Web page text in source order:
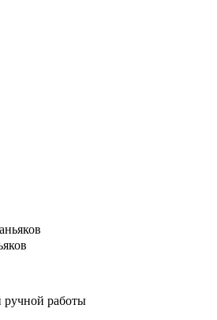
ручной работы